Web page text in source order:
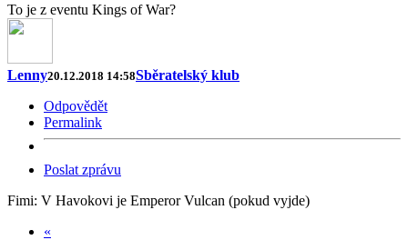
To je z eventu Kings of War?
Lenny20.12.2018 14:58Sběratelský klub
Odpovědět
Permalink
Poslat zprávu
Fimi: V Havokovi je Emperor Vulcan (pokud vyjde)
«